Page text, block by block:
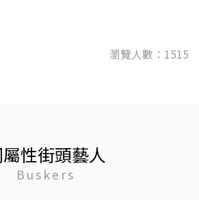
瀏覽人數：1515
性街頭藝人
Buskers